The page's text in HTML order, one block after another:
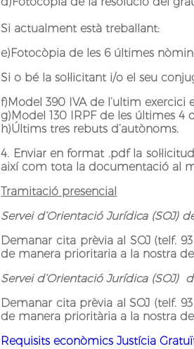
Si actualment està treballant:
e)Fotocòpia de les 6 últimes
Si o bé la sol·licitant i/o el seu
f)Model 390 IVA de l‘ultim
g)Model 130 IRPF de les últimes 4
h)Últims tres rebuts d‘autònoms.
4. Enviar en format .pdf la
així com tota la documentació al
Tramitació presencial
Servei d‘Orientació Jurídica (SOJ)
Demanar cita prèvia al SOJ (telf.
de manera prioritaria a la nostra
Servei d‘Orientació Jurídica (SOJ)
Demanar cita prèvia al SOJ (telf.
de manera prioritària a la nostra
Requisits econòmics Justícia